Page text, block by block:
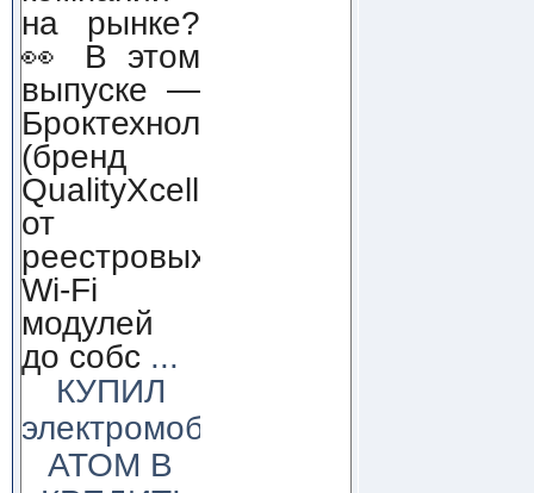
на рынке?
👀 В этом
выпуске —
Броктехнолоджи
(бренд
QualityXcellence):
от
реестровых
Wi-Fi
модулей
до собс ...
КУПИЛ
электромобиль
АТОМ В